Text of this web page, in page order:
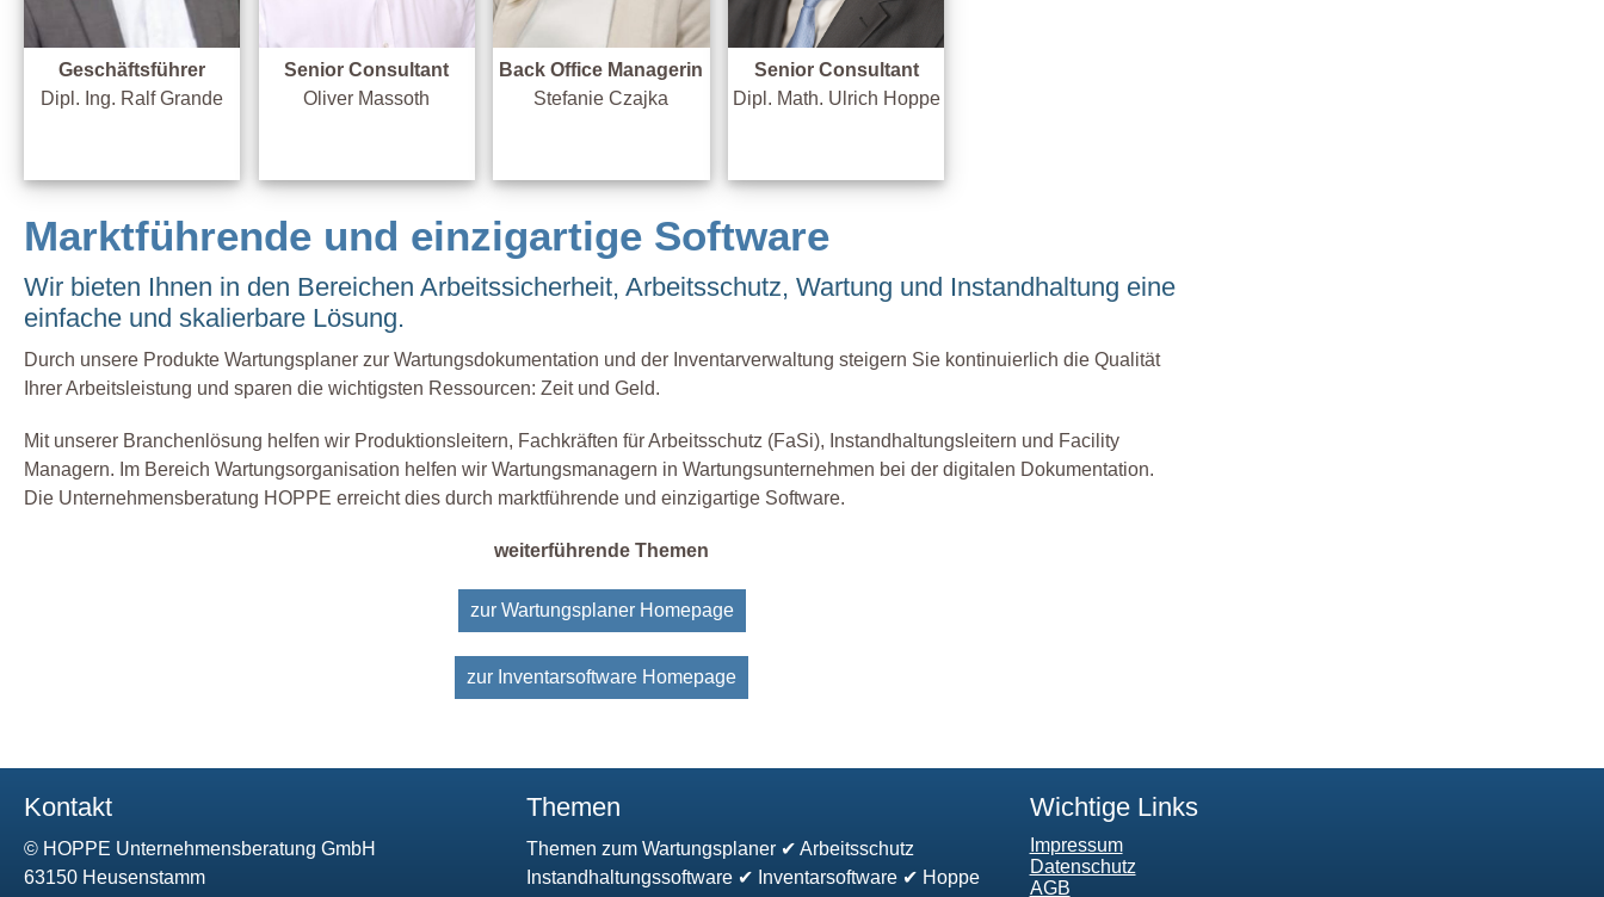
Geschäftsführer
Dipl. Ing. Ralf Grande
Senior Consultant
Oliver Massoth
Back Office Managerin
Stefanie Czajka
Senior Consultant
Dipl. Math. Ulrich Hoppe
Marktführende und einzigartige Software
Wir bieten Ihnen in den Bereichen Arbeitssicherheit, Arbeitsschutz, Wartung und Instandhaltung eine
einfache und skalierbare Lösung.
Durch unsere Produkte Wartungsplaner zur Wartungsdokumentation und der Inventarverwaltung steigern Sie kontinuierlich die Qualität
Ihrer Arbeitsleistung und sparen die wichtigsten Ressourcen: Zeit und Geld.
Mit unserer Branchenlösung helfen wir Produktionsleitern, Fachkräften für Arbeitsschutz (FaSi), Instandhaltungsleitern und Facility
Managern. Im Bereich Wartungsorganisation helfen wir Wartungsmanagern in Wartungsunternehmen bei der digitalen Dokumentation.
Die Unternehmensberatung HOPPE erreicht dies durch marktführende und einzigartige Software.
weiterführende Themen
zur Wartungsplaner Homepage
zur Inventarsoftware Homepage
Kontakt
© HOPPE Unternehmensberatung GmbH
63150 Heusenstamm
Themen
Themen zum Wartungsplaner ✔ Arbeitsschutz
Instandhaltungssoftware ✔ Inventarsoftware ✔ Hoppe
Wichtige Links
Impressum
Datenschutz
AGB